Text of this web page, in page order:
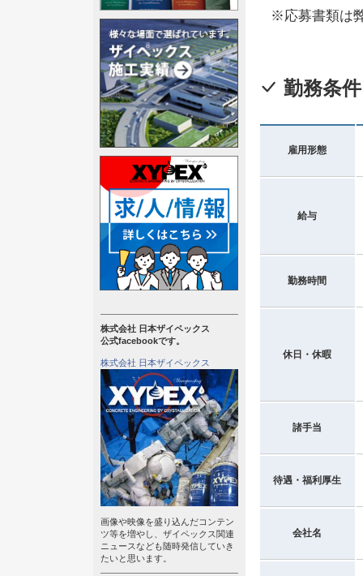
株式会社 日本ザイペックス
公式facebookです。
株式会社 日本ザイペックス
画像や映像を盛り込んだコンテン
ツ等を増やし、ザイペックス関連
ニュースなども随時発信していき
たいと思います。
※応募書類は
勤務条件
雇用形態
給与
勤務時間
休日・休暇
諸手当
待遇・福利厚生
会社名